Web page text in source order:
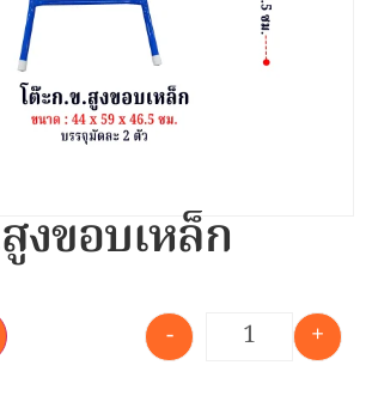
งขอบเหล็ก
- +